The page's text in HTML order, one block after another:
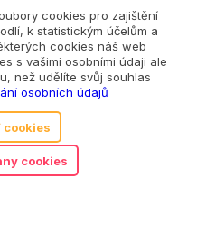
část hračky?
až 6 let , Albi
,Pro kluky
cookies pro zajištění
k statistickým účelům a
cookies náš web
s vašimi osobními údaji ale
než udělíte svůj souhlas
osobních údajů
cookies
cookies